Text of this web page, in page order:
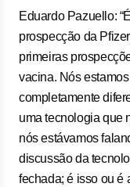
Eduardo Pazuello:
prospecção da
primeiras
vacina. Nós
completamente
uma tecnologia que
nós estávamos
discussão da
fechada; é isso ou é